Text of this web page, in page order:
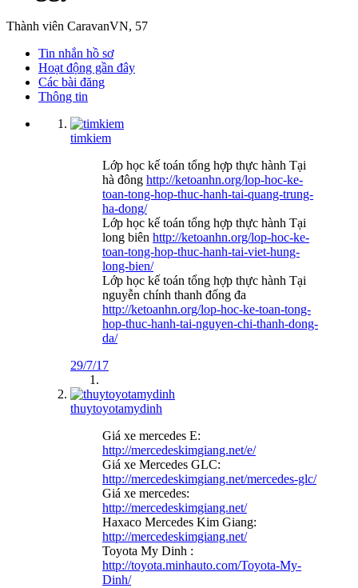
Thành viên CaravanVN, 57
Tin nhắn hồ sơ
Hoạt động gần đây
Các bài đăng
Thông tin
timkiem
Lớp học kế toán tổng hợp thực hành Tại
hà đông http://ketoanhn.org/lop-hoc-ke-
toan-tong-hop-thuc-hanh-tai-quang-trung-
ha-dong/
Lớp học kế toán tổng hợp thực hành Tại
long biên http://ketoanhn.org/lop-hoc-ke-
toan-tong-hop-thuc-hanh-tai-viet-hung-
long-bien/
Lớp học kế toán tổng hợp thực hành Tại
nguyễn chính thanh đống đa
http://ketoanhn.org/lop-hoc-ke-toan-tong-
hop-thuc-hanh-tai-nguyen-chi-thanh-dong-
da/
29/7/17
thuytoyotamydinh
Giá xe mercedes E:
http://mercedeskimgiang.net/e/
Giá xe Mercedes GLC:
http://mercedeskimgiang.net/mercedes-glc/
Giá xe mercedes:
http://mercedeskimgiang.net/
Haxaco Mercedes Kim Giang:
http://mercedeskimgiang.net/
Toyota My Dinh :
http://toyota.minhauto.com/Toyota-My-
Dinh/